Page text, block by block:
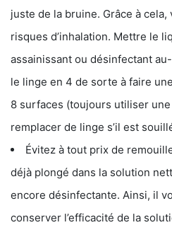
juste de la bruine. Grâce à
risques d’inhalation. Mettre le
assainissant ou désinfectant
le linge en 4 de sorte à faire
8 surfaces (toujours utiliser
remplacer de linge s’il est
Évitez à tout prix de
déjà plongé dans la solution
encore désinfectante. Ainsi, il
conserver l’efficacité de la